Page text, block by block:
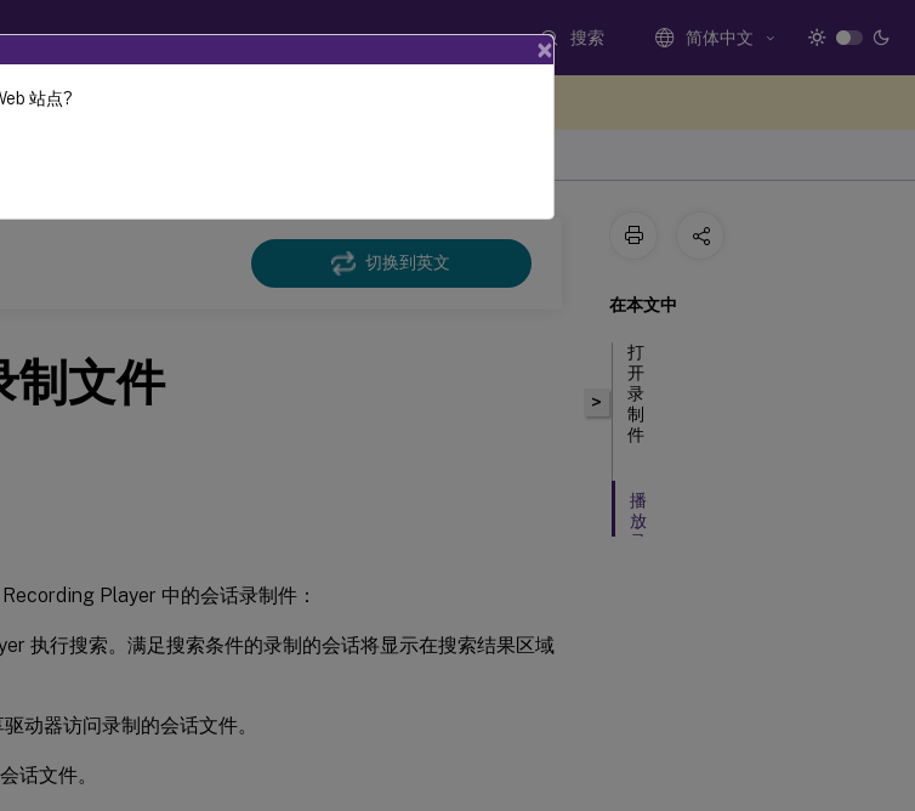
搜索 简体中文
切换到英文
制文件
Player 中的会话录制件：
执行搜索。满足搜索条件的录制的会话将显示在搜索结果区域
动器访问录制的会话文件。
话文件。
>
在本文中
打
开
录
制
件
播
放
录
×
站点?